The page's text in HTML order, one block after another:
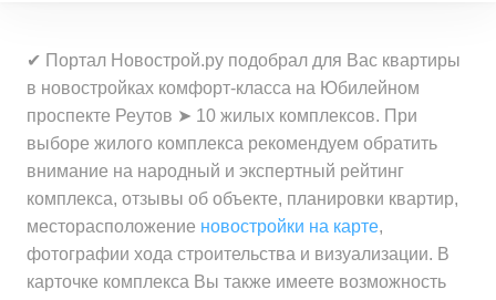
✔ Портал Новострой.ру подобрал для Вас квартиры
в новостройках комфорт-класса на Юбилейном
проспекте Реутов ➤ 10 жилых комплексов. При
выборе жилого комплекса рекомендуем обратить
внимание на народный и экспертный рейтинг
комплекса, отзывы об объекте, планировки квартир,
месторасположение новостройки на карте,
фотографии хода строительства и визуализации. В
карточке комплекса Вы также имеете возможность